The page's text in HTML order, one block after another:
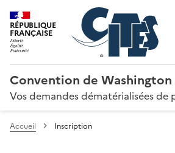
RÉPUBLIQUE
FRANÇAISE
Convention de Washington
Vos demandes dématérialisées
Accueil Inscription